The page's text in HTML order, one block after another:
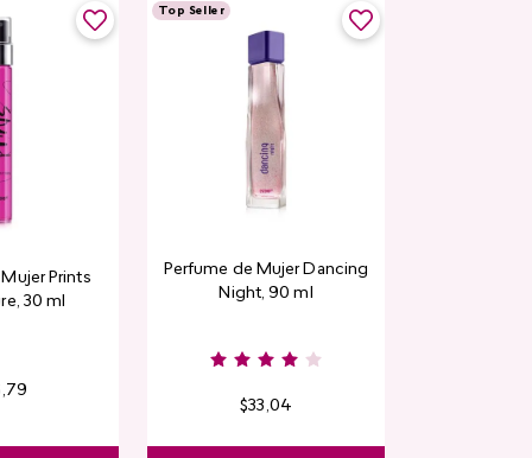
Prints
30 ml
,79
Top Seller
Perfume de Mujer Dancing
Night, 90 ml
$33 ,04